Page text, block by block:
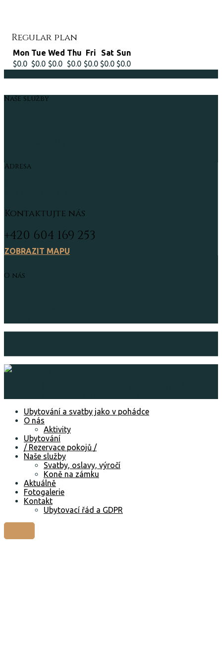
Regular plan
Mon Tue Wed Thu Fri Sat Sun
$0.0 $0.0 $0.0 $0.0 $0.0 $0.0 $0.0
Naše služby
Adresa
Kontaktujte nás
+420 604 169 253
ZOBRAZIT MAPU
O nás
Ubytování a svatby jako v pohádce
O nás
Aktivity
Ubytování
/ Rezervace pokojů /
Naše služby
Svatby, oslavy, výročí
Koně na zámku
Aktuálně
Fotogalerie
Kontakt
Ubytovací řád a GDPR